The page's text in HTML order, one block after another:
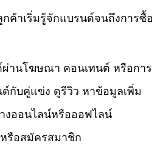
ลูกค้าเริ่มรู้จักแบรนด์จนถึงกา
ผ่านโฆษณา คอนเทนต์ หรือกา
ด์กับคู่แข่ง ดูรีวิว หาข้อมูลเพิ่ม
งออนไลน์หรือออฟไลน์
รือสมัครสมาชิก